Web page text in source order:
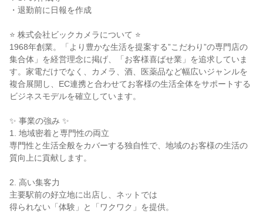
・退勤前に日報を作成
⭐ 株式会社ビックカメラについて ⭐
1968年創業。「より豊かな生活を提案する”こだわり”の専門店の
集合体」を経営理念に掲げ、「お客様喜ばせ業」を追求していま
す。家電だけでなく、カメラ、酒、医薬品など幅広いジャンルを
複合展開し、EC連携と合わせてお客様の生活全体をサポートする
ビジネスモデルを確立しています。
✨ 事業の強み ✨
1. 地域密着と専門性の両立
専門性と生活全般をカバーする独自性で、地域のお客様の生活の
質向上に貢献します。
2. 高い集客力
主要駅前の好立地に出店し、ネットでは
得られない「体験」と「ワクワク」を提供。